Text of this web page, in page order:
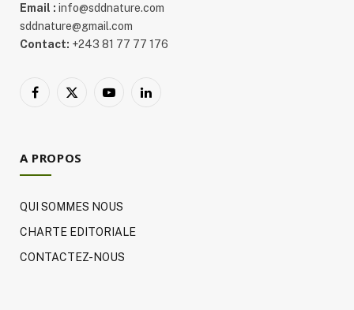
Email : info@sddnature.com
sddnature@gmail.com
Contact: +243 81 77 77 176
Facebook
X
YouTubeLinkedIn
A PROPOS
QUI SOMMES NOUS
CHARTE EDITORIALE
CONTACTEZ-NOUS